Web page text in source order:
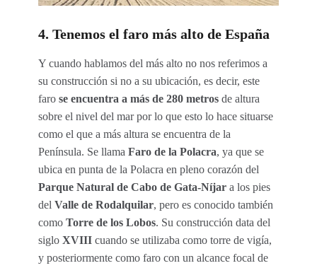
4. Tenemos el faro más alto de España
Y cuando hablamos del más alto no nos referimos a
su construcción si no a su ubicación, es decir, este
faro se encuentra a más de 280 metros de altura
sobre el nivel del mar por lo que esto lo hace situarse
como el que a más altura se encuentra de la
Península. Se llama Faro de la Polacra, ya que se
ubica en punta de la Polacra en pleno corazón del
Parque Natural de Cabo de Gata-Níjar a los pies
del Valle de Rodalquilar, pero es conocido también
como Torre de los Lobos. Su construcción data del
siglo XVIII cuando se utilizaba como torre de vigía,
y posteriormente como faro con un alcance focal de